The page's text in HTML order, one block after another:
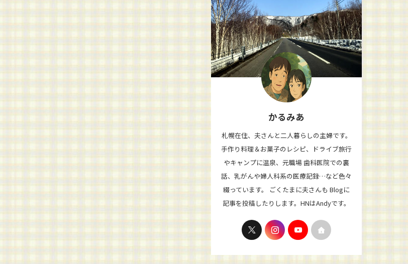
かるみあ
札幌在住、夫さんと二人暮らしの主婦です。
手作り料理＆お菓子のレシピ、ドライブ旅行
やキャンプに温泉、元職場 歯科医院での裏
話、乳がんや婦人科系の医療記録…など色々
綴っています。 ごくたまに夫さんも Blogに
記事を投稿したりします。HNはAndyです。